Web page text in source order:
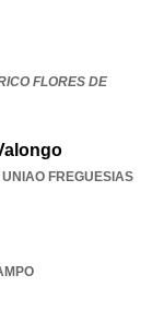
FLORES DE
UNIAO FREGUESIAS